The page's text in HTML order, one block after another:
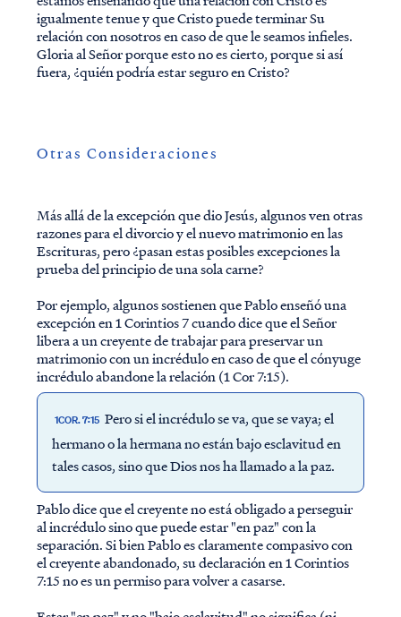
igualmente tenue y que Cristo puede terminar Su
relación con nosotros en caso de que le seamos infieles.
Gloria al Señor porque esto no es cierto, porque si así
fuera, ¿quién podría estar seguro en Cristo?
Otras Consideraciones
Más allá de la excepción que dio Jesús, algunos ven otras
razones para el divorcio y el nuevo matrimonio en las
Escrituras, pero ¿pasan estas posibles excepciones la
prueba del principio de una sola carne?
Por ejemplo, algunos sostienen que Pablo enseñó una
excepción en 1 Corintios 7 cuando dice que el Señor
libera a un creyente de trabajar para preservar un
matrimonio con un incrédulo en caso de que el cónyuge
incrédulo abandone la relación (1 Cor 7:15).
1COR. 7:15 Pero si el incrédulo se va, que se vaya; el
hermano o la hermana no están bajo esclavitud en
tales casos, sino que Dios nos ha llamado a la paz.
Pablo dice que el creyente no está obligado a perseguir
al incrédulo sino que puede estar "en paz" con la
separación. Si bien Pablo es claramente compasivo con
el creyente abandonado, su declaración en 1 Corintios
7:15 no es un permiso para volver a casarse.